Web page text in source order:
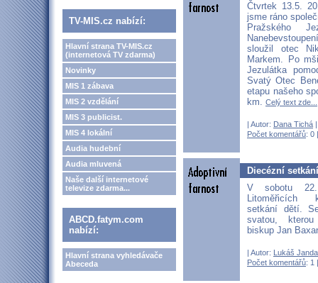
TV-MIS.cz nabízí:
Hlavní strana TV-MIS.cz
(internetová TV zdarma)
Novinky
MIS 1 zábava
MIS 2 vzdělání
MIS 3 publicist.
MIS 4 lokální
Audia hudební
Audia mluvená
Naše další internetové
televize zdarma...
ABCD.fatym.com
nabízí:
Hlavní strana vyhledávače
Abeceda
Čtvrtek 13.5.
jsme ráno
Pražského
sloužil otec
Markem. Po
Jezulátka
Svatý Otec
etapu našeho
km. Celý text zde...
| Autor: Dana Tichá
Počet komentářů: 0
Diecézní
V sobotu
Litoměřicích
setkání dětí.
svatou,
biskup Jan
| Autor: Lukáš Janda
Počet komentářů: 1